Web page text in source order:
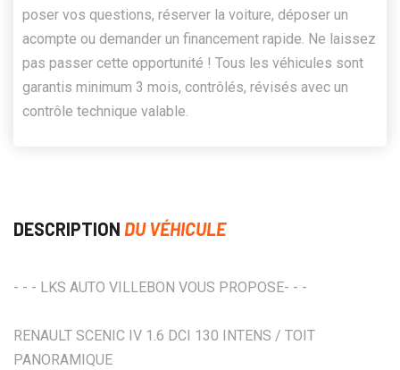
poser vos questions, réserver la voiture, déposer un
acompte ou demander un financement rapide. Ne laissez
pas passer cette opportunité ! Tous les véhicules sont
garantis minimum 3 mois, contrôlés, révisés avec un
contrôle technique valable.
DESCRIPTION DU VÉHICULE
- - - LKS AUTO VILLEBON VOUS PROPOSE- - -
RENAULT SCENIC IV 1.6 DCI 130 INTENS / TOIT
PANORAMIQUE